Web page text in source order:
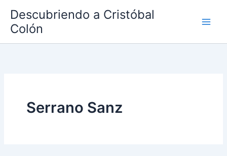
contenido
Descubriendo a Cristóbal
Colón
Serrano Sanz